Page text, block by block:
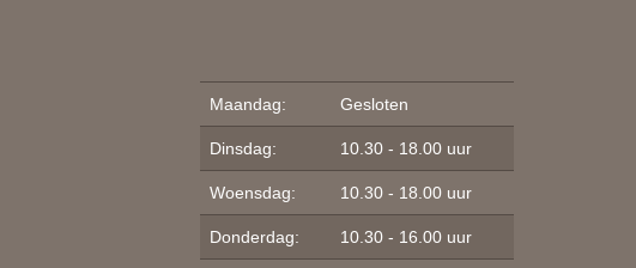
Maandag: Gesloten
Dinsdag: 10.30 - 18.00 uur
Woensdag: 10.30 - 18.00 uur
Donderdag: 10.30 - 16.00 uur